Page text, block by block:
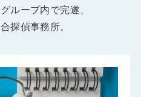
ループ内で完遂、
探偵事務所。